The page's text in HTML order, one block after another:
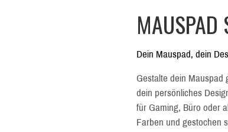
MAUSPAD
Dein Mauspad, dein
Gestalte dein Mauspad
dein persönliches
für Gaming, Büro oder
Farben und gestochen